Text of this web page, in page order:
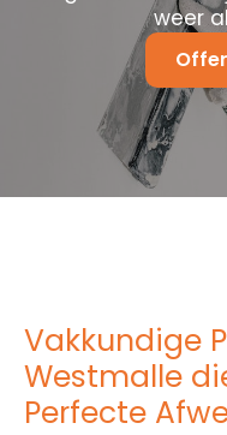
weer
Vakkundige
Westmalle
Perfecte